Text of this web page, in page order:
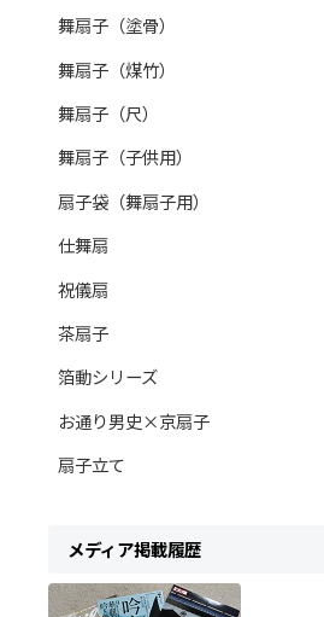
舞扇子（塗骨）
舞扇子（煤竹）
舞扇子（尺）
舞扇子（子供用）
扇子袋（舞扇子用）
仕舞扇
祝儀扇
茶扇子
箔動シリーズ
お通り男史×京扇子
扇子立て
メディア掲載履歴